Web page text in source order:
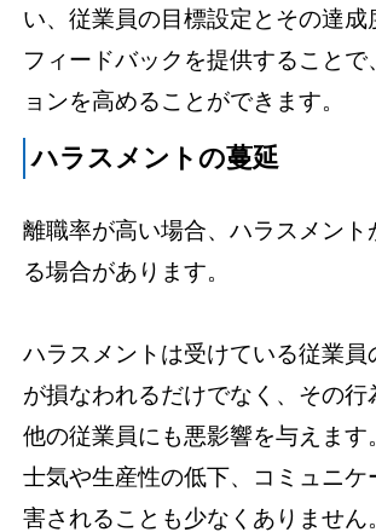
い、従業員の目標設定とその達成
フィードバックを提供することで
ョンを高めることができます。
ハラスメントの蔓延
離職率が高い場合、ハラスメント
る場合があります。
ハラスメントは受けている従業員
が損なわれるだけでなく、その行
他の従業員にも悪影響を与えます
士気や生産性の低下、コミュニケ
害されることも少なくありません